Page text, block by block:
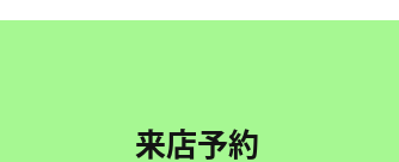
来店予約